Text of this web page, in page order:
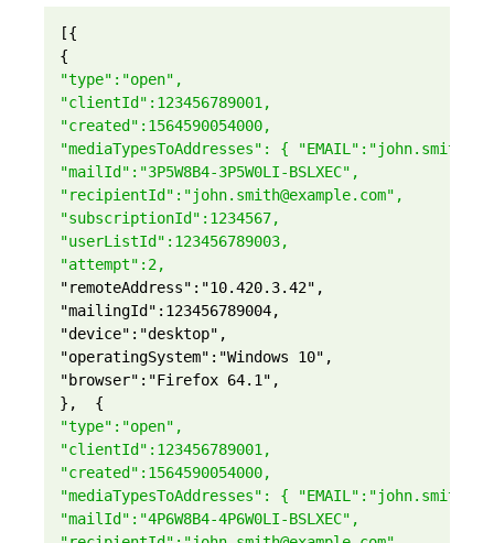
[{
{
"type":"open",
"clientId":123456789001,
"created":1564590054000,
"mediaTypesToAddresses": {
"mailId":"3P5W8B4-3P5W0LI-BSLXEC",
"recipientId":"john.smith@example.com",
"subscriptionId":1234567,
"userListId":123456789003,
"attempt":2,
"remoteAddress":"10.420.3.42",
"mailingId":123456789004,
"device":"desktop",
"operatingSystem":"Windows 10",
"browser":"Firefox 64.1",
},  {
"type":"open",
"clientId":123456789001,
"created":1564590054000,
"mediaTypesToAddresses": {
"mailId":"4P6W8B4-4P6W0LI-BSLXEC",